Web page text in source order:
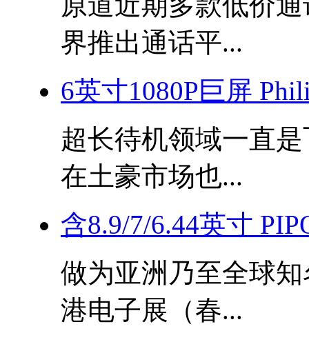
界推出通话平...
6英寸1080P巨屏
超长待机领域一直
在土豪市场也...
含8.9/7/6.44英寸
做为亚洲乃至全球
港电子展（春...